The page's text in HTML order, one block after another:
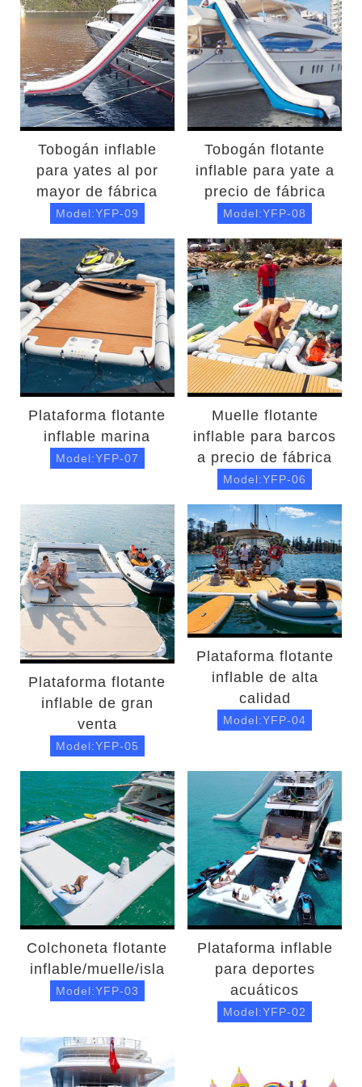
Tobogán inflable
para yates al por
mayor de fábrica
Model:YFP-09
Tobogán flotante
inflable para yate a
precio de fábrica
Model:YFP-08
Plataforma flotante
inflable marina
Model:YFP-07
Muelle flotante
inflable para barcos
a precio de fábrica
Model:YFP-06
Plataforma flotante
inflable de gran
venta
Model:YFP-05
Plataforma flotante
inflable de alta
calidad
Model:YFP-04
Colchoneta flotante
inflable/muelle/isla
Model:YFP-03
Plataforma inflable
para deportes
acuáticos
Model:YFP-02